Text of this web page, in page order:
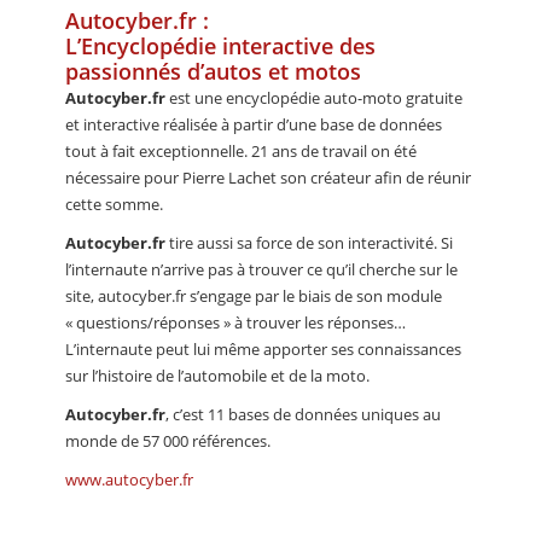
VIDEO
ANNUAIRES
PETITES ANNONCES
Autocyber.fr :
L’Encyclopédie interactive des
passionnés d’autos et motos
Autocyber.frest une encyclopédie auto-moto gratuite
et interactive réalisée à partir d’une base de données
tout à fait exceptionnelle. 21 ans de travail on été
nécessaire pour Pierre Lachet son créateur afin de réunir
cette somme.
Autocyber.frtire aussi sa force de son interactivité. Si
l’internaute n’arrive pas à trouver ce qu’il cherche sur le
site, autocyber.fr s’engage par le biais de son module
« questions/réponses » à trouver les réponses…
L’internaute peut lui même apporter ses connaissances
sur l’histoire de l’automobile et de la moto.
Autocyber.fr, c’est 11 bases de données uniques au
monde de 57 000 références.
www.autocyber.fr